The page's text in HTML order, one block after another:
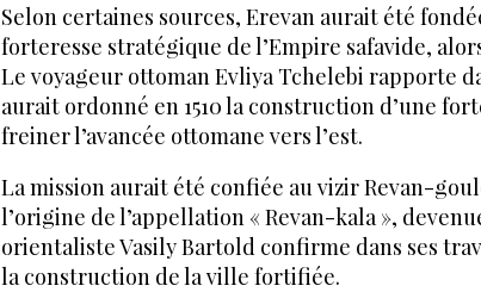
Selon certaines sources, Erevan aurait été
forteresse stratégique de l’Empire safavide,
Le voyageur ottoman Evliya Tchelebi rapporte
aurait ordonné en 1510 la construction d’une
freiner l’avancée ottomane vers l’est.
La mission aurait été confiée au vizir Revan-
l’origine de l’appellation « Revan-kala »,
orientaliste Vasily Bartold confirme dans ses
la construction de la ville fortifiée.